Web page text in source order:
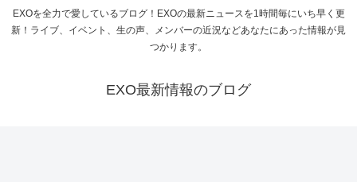
EXOを全力で愛しているブログ！EXOの最新ニュースを1時間毎にいち早く更
新！ライブ、イベント、生の声、メンバーの近況などあなたにあった情報が見
つかります。
EXO最新情報のブログ